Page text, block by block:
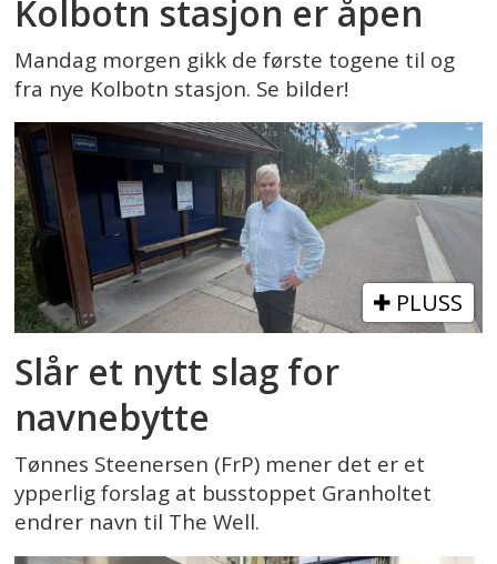
Kolbotn stasjon er åpen
Mandag morgen gikk de første togene til og
fra nye Kolbotn stasjon. Se bilder!
PLUSS
Slår et nytt slag for
navnebytte
Tønnes Steenersen (FrP) mener det er et
ypperlig forslag at busstoppet Granholtet
endrer navn til The Well.